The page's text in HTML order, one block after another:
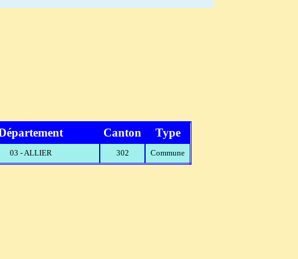
Canton Type
03 - ALLIER 302 Commune